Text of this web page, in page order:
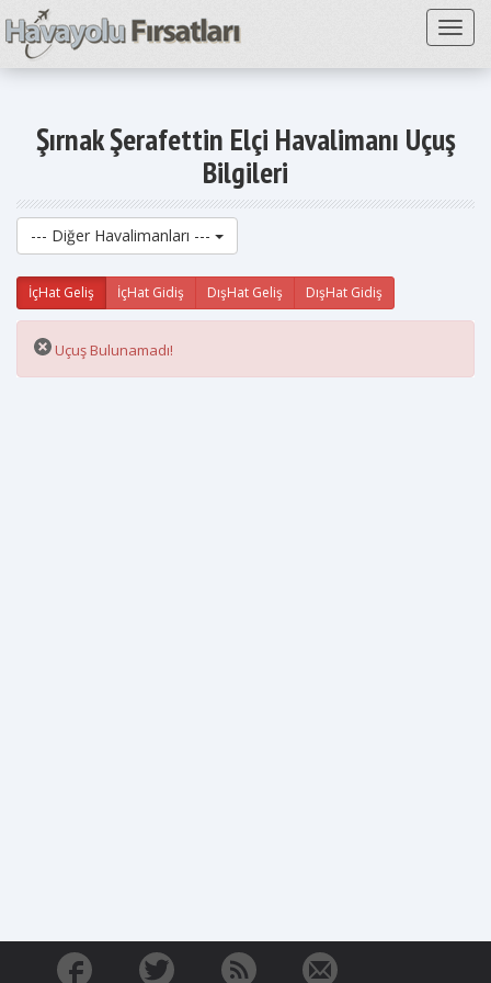
Şırnak Şerafettin Elçi Havalimanı Uçuş
Bilgileri
--- Diğer Havalimanları ---
İçHat Geliş İçHat Gidiş DışHat Geliş DışHat Gidiş
Uçuş Bulunamadı!